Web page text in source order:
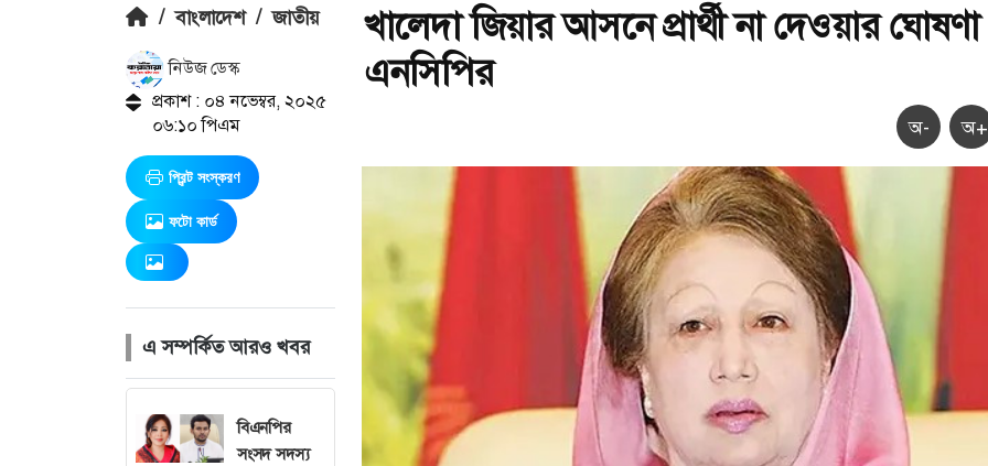
/ বাংলাদেশ / জাতীয়
নিউজ ডেস্ক
প্রকাশ : ০৪ নভেম্বর, ২০২৫
০৬:১০ পিএম
প্রিন্ট সংস্করণ
ফটো কার্ড
এ সম্পর্কিত আরও খবর
বিএনপির
সংসদ সদস্য
খালেদা জিয়ার আসনে প্রার্থী না দেওয়ার ঘোষণা
এনসিপির
অ- অ+